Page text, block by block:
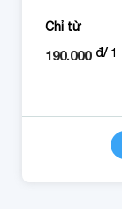
Chỉ từ
190.000 đ/1